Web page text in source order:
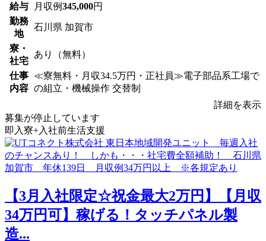
給与 月収例345,000円
勤務
地
石川県 加賀市
寮・
社宅
あり（無料）
仕事
内容
≪寮無料・月収34.5万円・正社員≫電子部品系工場で
の組立・機械操作 交替制
詳細を表示
募集が停止しています
即入寮+入社前生活支援
【3月入社限定☆祝金最大2万円】【月収
34万円可】稼げる！タッチパネル製
造...